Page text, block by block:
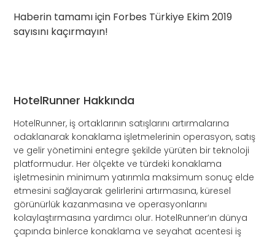
Haberin tamamı için Forbes Türkiye Ekim 2019
sayısını kaçırmayın!
HotelRunner Hakkında
HotelRunner, iş ortaklarının satışlarını artırmalarına
odaklanarak konaklama işletmelerinin operasyon, satış
ve gelir yönetimini entegre şekilde yürüten bir teknoloji
platformudur. Her ölçekte ve türdeki konaklama
işletmesinin minimum yatırımla maksimum sonuç elde
etmesini sağlayarak gelirlerini artırmasına, küresel
görünürlük kazanmasına ve operasyonlarını
kolaylaştırmasına yardımcı olur. HotelRunner’ın dünya
çapında binlerce konaklama ve seyahat acentesi iş